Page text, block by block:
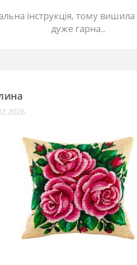
інструкція, тому
дуже гарна..